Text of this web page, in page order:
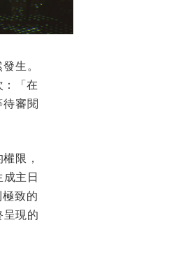
生。
「在
審閱
限，
主日
致的
呈現的